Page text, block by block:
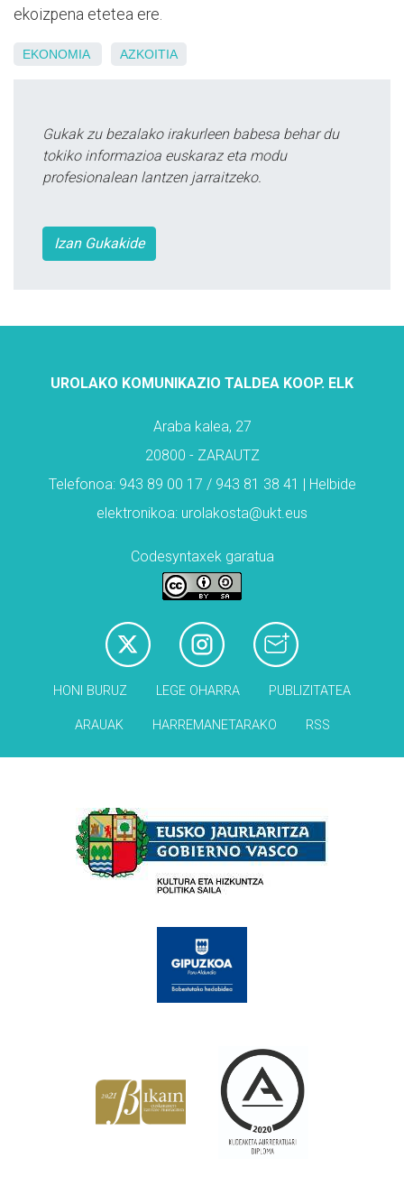
ekoizpena etetea ere.
EKONOMIA AZKOITIA
Gukak zu bezalako irakurleen babesa behar du
tokiko informazioa euskaraz eta modu
profesionalean lantzen jarraitzeko.
Izan Gukakide
UROLAKO KOMUNIKAZIO TALDEA KOOP. ELK
Araba kalea, 27
20800 - ZARAUTZ
Telefonoa: 943 89 00 17 / 943 81 38 41 | Helbide
elektronikoa: urolakosta@ukt.eus
Codesyntaxek garatua
HONI BURUZ LEGE OHARRA PUBLIZITATEA
ARAUAK HARREMANETARAKO RSS